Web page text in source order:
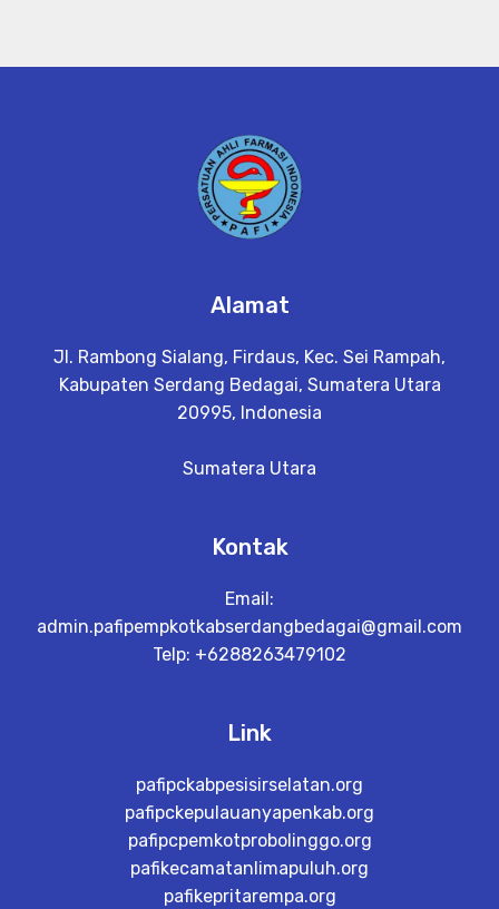
Alamat
Jl. Rambong Sialang, Firdaus, Kec. Sei Rampah,
Kabupaten Serdang Bedagai, Sumatera Utara
20995, Indonesia
Sumatera Utara
Kontak
Email:
admin.pafipempkotkabserdangbedagai@gmail.com
Telp: +6288263479102
Link
pafipckabpesisirselatan.org
pafipckepulauanyapenkab.org
pafipcpemkotprobolinggo.org
pafikecamatanlimapuluh.org
pafikepritarempa.org